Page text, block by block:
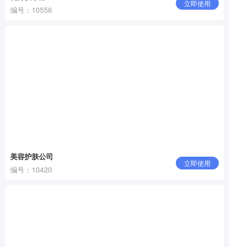
编号：10556
立即使用
美容护肤公司
编号：10420
立即使用